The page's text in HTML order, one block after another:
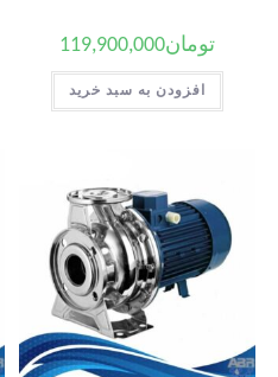
تومان119,900,000
افزودن به سبد خرید